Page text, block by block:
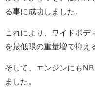
る事に成功しました。
これにより、ワイドボデ
を最低限の重量増で抑え
そして、エンジンにも
ました。